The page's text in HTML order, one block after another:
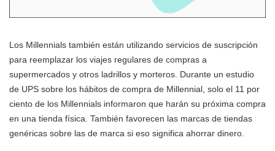
Los Millennials también están utilizando servicios de suscripción
para reemplazar los viajes regulares de compras a
supermercados y otros ladrillos y morteros. Durante un estudio
de UPS sobre los hábitos de compra de Millennial, solo el 11 por
ciento de los Millennials informaron que harán su próxima compra
en una tienda física. También favorecen las marcas de tiendas
genéricas sobre las de marca si eso significa ahorrar dinero.